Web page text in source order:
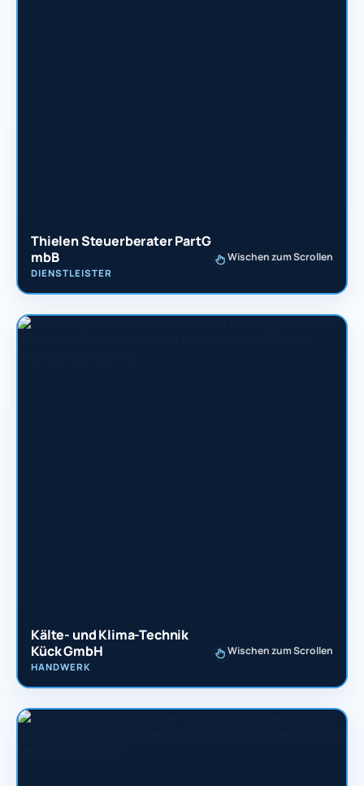
Thielen Steuerberater PartG
mbB
DIENSTLEISTER
Wischen zum Scrollen
Kälte- und Klima-Technik
Kück GmbH
HANDWERK
Wischen zum Scrollen